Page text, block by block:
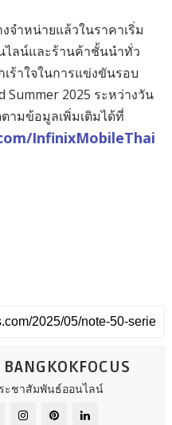
จำหน่ายแล้วในราคาเริ่ม
ไลน์และร้านค้าชั้นนำทั่ว
ร้าใจในการแข่งขันรอบ
Summer 2025 ระหว่างวัน
ามข้อมูลเพิ่มเติมได้ที่
InfinixMobileThai
ะชาสัมพันธ์ออนไลน์